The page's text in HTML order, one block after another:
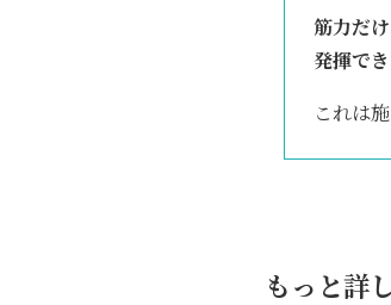
筋力だ
発揮でき
これは
もっと詳